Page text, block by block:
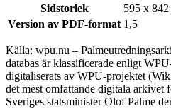
Sidstorlek
595 x
Version av PDF-format 1,5
Källa: wpu.nu –
databas är klassificerade enligt
digitaliserats av WPU-projektet
det mest omfattande digitala arkivet
Sveriges statsminister Olof Palme